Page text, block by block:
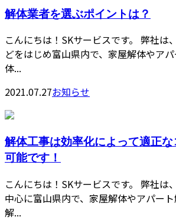
解体業者を選ぶポイントは？
こんにちは！SKサービスです。 弊社は
どをはじめ富山県内で、家屋解体やア
体...
2021.07.27お知らせ
解体工事は効率化によって適正
可能です！
こんにちは！SKサービスです。 弊社は
中心に富山県内で、家屋解体やアパー
解...